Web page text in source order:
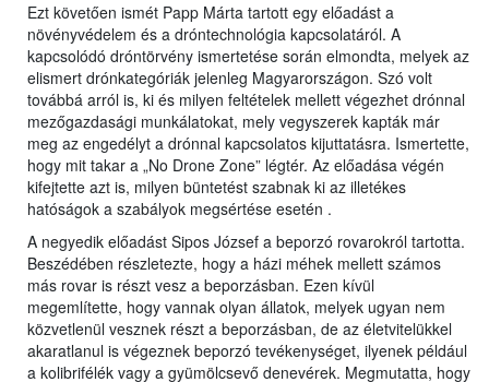
Ezt követően ismét Papp Márta tartott egy előadást a
növényvédelem és a dróntechnológia kapcsolatáról. A
kapcsolódó dróntörvény ismertetése során elmondta, melyek az
elismert drónkategóriák jelenleg Magyarországon. Szó volt
továbbá arról is, ki és milyen feltételek mellett végezhet drónnal
mezőgazdasági munkálatokat, mely vegyszerek kapták már
meg az engedélyt a drónnal kapcsolatos kijuttatásra. Ismertette,
hogy mit takar a „No Drone Zone” légtér. Az előadása végén
kifejtette azt is, milyen büntetést szabnak ki az illetékes
hatóságok a szabályok megsértése esetén .
A negyedik előadást Sipos József a beporzó rovarokról tartotta.
Beszédében részletezte, hogy a házi méhek mellett számos
más rovar is részt vesz a beporzásban. Ezen kívül
megemlítette, hogy vannak olyan állatok, melyek ugyan nem
közvetlenül vesznek részt a beporzásban, de az életvitelükkel
akaratlanul is végeznek beporzó tevékenységet, ilyenek például
a kolibrifélék vagy a gyümölcsevő denevérek. Megmutatta, hogy